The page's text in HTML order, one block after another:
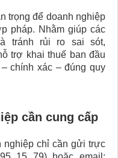
trọng để doanh nghiệp
pháp. Nhằm giúp các
tránh rủi ro sai sót,
trợ khai thuế ban đầu
chính xác – đúng quy
cần cung cấp
nghiệp chỉ cần gửi trực